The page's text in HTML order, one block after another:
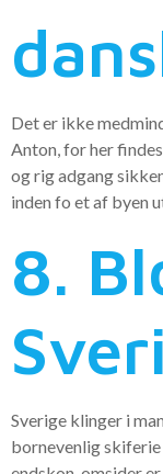
Det er ikke
Anton, for her
og rig adgang
inden fo et af byen
8.
Sverige klinger i
bornevenlig